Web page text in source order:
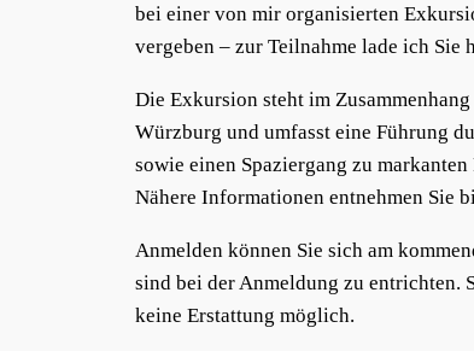
bei einer von mir organisierten
vergeben – zur Teilnahme lade ich Sie
Die Exkursion steht im
Würzburg und umfasst eine Führung
sowie einen Spaziergang zu
Nähere Informationen entnehmen Sie
Anmelden können Sie sich am
sind bei der Anmeldung zu entrichten.
keine Erstattung möglich.